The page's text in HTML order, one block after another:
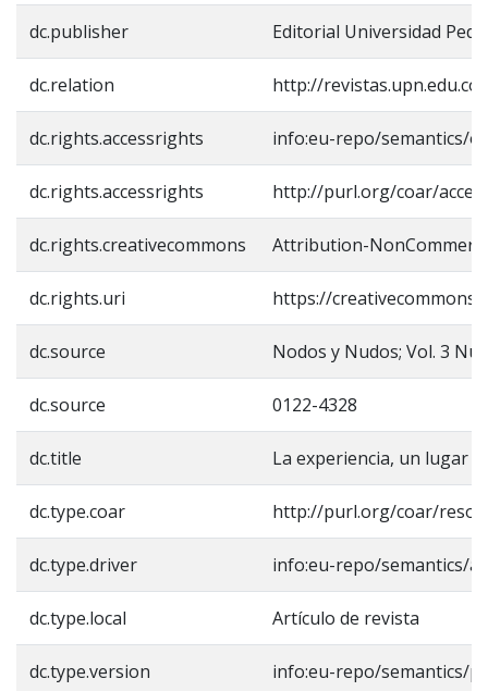
dc.publisher Editorial Universidad
dc.relation http://
dc.rights.accessrights info:eu-repo/semantics/
dc.rights.accessrights http://purl.org/coar/
dc.rights.creativecommons Attribution-
dc.rights.uri https://
dc.source Nodos y Nudos; Vol. 3
dc.source 0122-4328
dc.title La experiencia, un lugar
dc.type.coar http://purl.org/coar/
dc.type.driver info:eu-repo/semantics/
dc.type.local Artículo de revista
dc.type.version info:eu-repo/semantics/